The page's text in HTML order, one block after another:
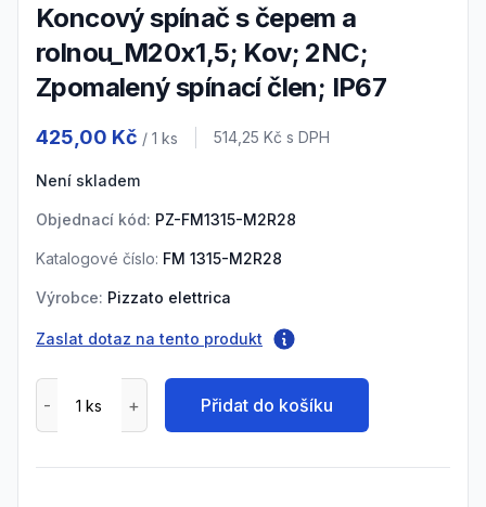
Koncový spínač s čepem a
rolnou_M20x1,5; Kov; 2NC;
Zpomalený spínací člen; IP67
425,00 Kč / 1 ks Cena s DPH
514,25 Kč s DPH
Není skladem
Objednací kód: PZ-FM1315-M2R28
Katalogové číslo: FM 1315-M2R28
Výrobce: Pizzato elettrica
Zaslat dotaz na tento produkt
Přidat do košíku